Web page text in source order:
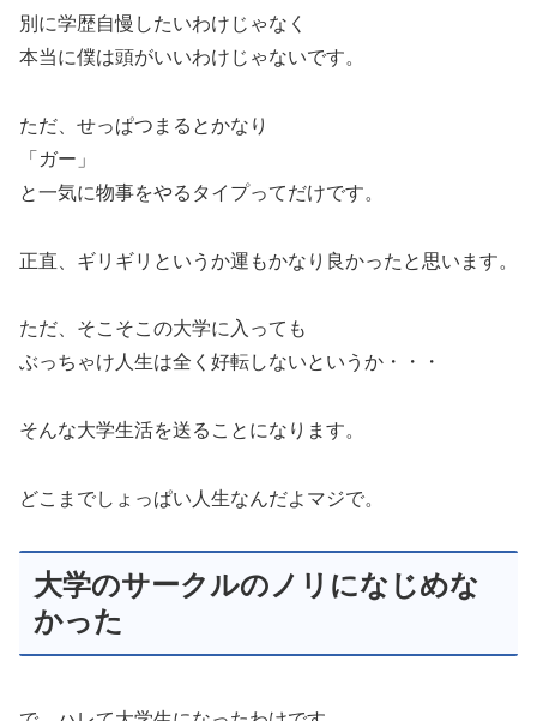
別に学歴自慢したいわけじゃなく
本当に僕は頭がいいわけじゃないです。
ただ、せっぱつまるとかなり
「ガー」
と一気に物事をやるタイプってだけです。
正直、ギリギリというか運もかなり良かったと思います。
ただ、そこそこの大学に入っても
ぶっちゃけ人生は全く好転しないというか・・・
そんな大学生活を送ることになります。
どこまでしょっぱい人生なんだよマジで。
大学のサークルのノリになじめな
かった